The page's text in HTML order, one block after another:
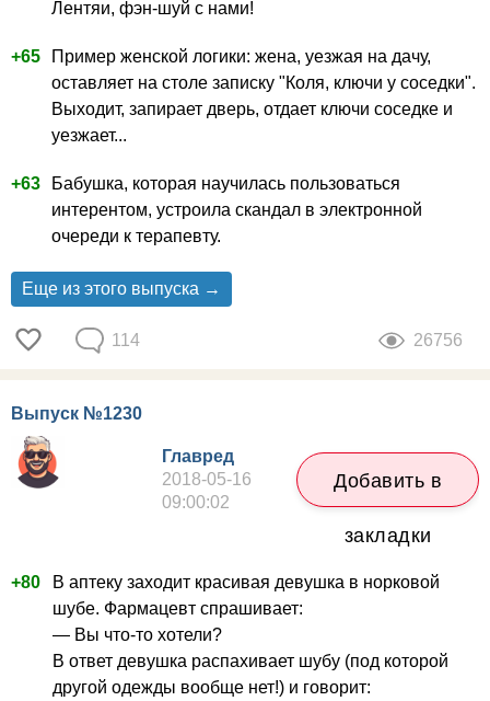
Лентяи, фэн-шуй с нами!
+65
Пример женской логики: жена, уезжая на дачу,
оставляет на столе записку "Коля, ключи у соседки".
Выходит, запирает дверь, отдает ключи соседке и
уезжает...
+63
Бабушка, которая научилась пользоваться
интерентом, устроила скандал в электронной
очереди к терапевту.
Еще из этого выпуска →
114 26756
Выпуск №1230
Главред
2018-05-16
09:00:02
Добавить в
закладки
+80
В аптеку заходит красивая девушка в норковой
шубе. Фармацевт спрашивает:
— Вы что-то хотели?
В ответ девушка распахивает шубу (под которой
другой одежды вообще нет!) и говорит: